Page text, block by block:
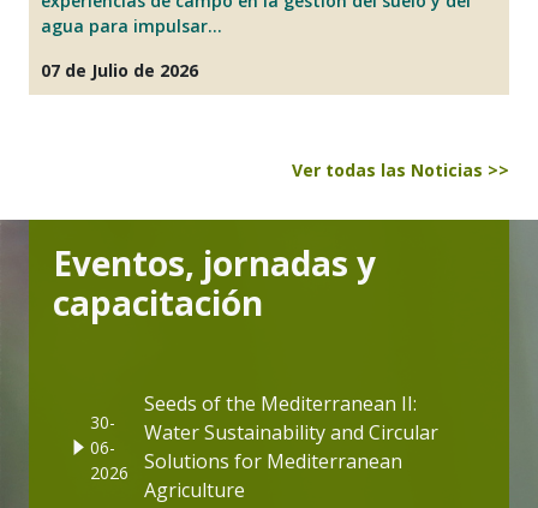
agua para impulsar...
07 de Julio de 2026
Ver todas las Noticias >>
Eventos, jornadas y
capacitación
30-
06-
2026
Seeds of the Mediterranean II:
Water Sustainability and Circular
Solutions for Mediterranean
Agriculture